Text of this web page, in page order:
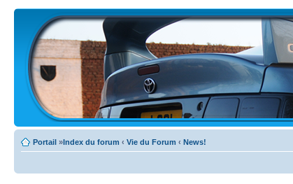
Portail »Index du forum ‹ Vie du Forum ‹ News!